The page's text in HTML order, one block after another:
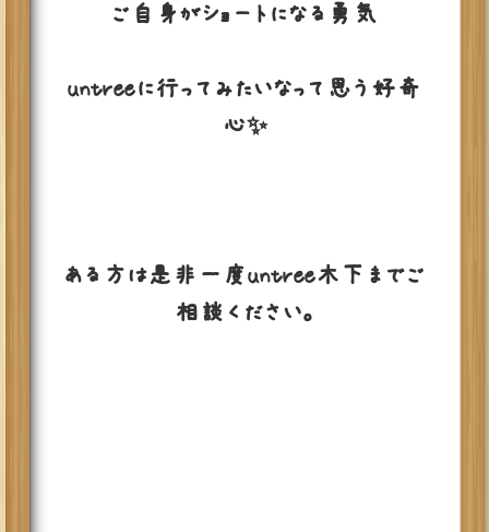
ご自身がショートになる勇気
untreeに行ってみたいなって思う好奇
心✨
ある方は是非一度untree木下までご
相談ください。